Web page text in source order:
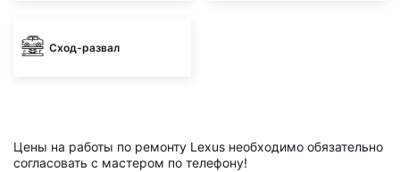
Сход-развал
Цены на работы по ремонту Lexus необходимо обязательно
согласовать с мастером по телефону!